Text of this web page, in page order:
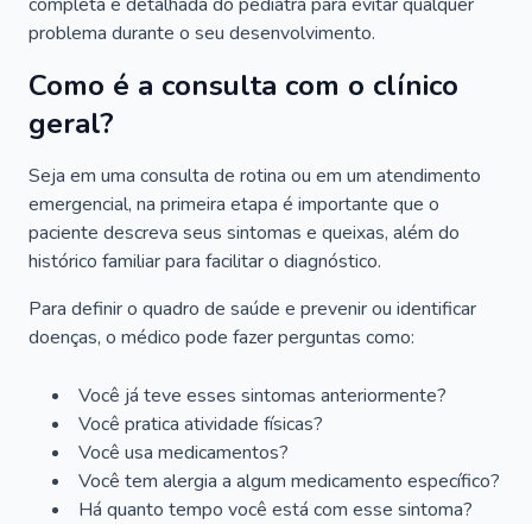
problema durante o seu desenvolvimento.
Como é a consulta com o clínico
geral?
Seja em uma consulta de rotina ou em um atendimento
emergencial, na primeira etapa é importante que o
paciente descreva seus sintomas e queixas, além do
histórico familiar para facilitar o diagnóstico.
Para definir o quadro de saúde e prevenir ou identificar
doenças, o médico pode fazer perguntas como:
Você já teve esses sintomas anteriormente?
Você pratica atividade físicas?
Você usa medicamentos?
Você tem alergia a algum medicamento específico?
Há quanto tempo você está com esse sintoma?